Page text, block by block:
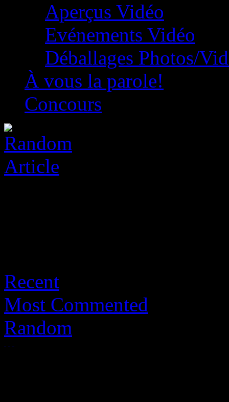
Aperçus Vidéo
Evénements Vidéo
Déballages Photos/
À vous la parole!
Concours
Recent
Most Commented
Random